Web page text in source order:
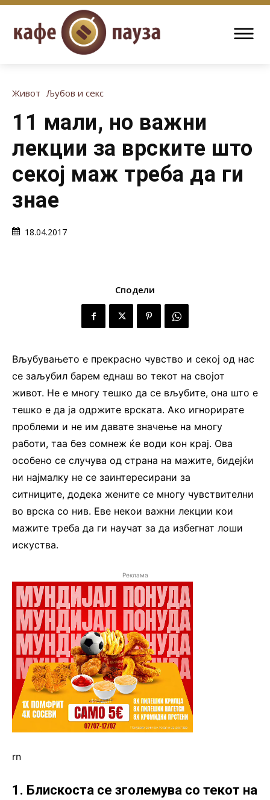
Живот Љубов и секс
11 мали, но важни
лекции за врските што
секој маж треба да ги
знае
18.04.2017
Сподели
Вљубувањето е прекрасно чувство и секој од нас
се заљубил барем еднаш во текот на својот
живот. Не е многу тешко да се вљубите, она што е
тешко е да ја одржите врската. Ако игнорирате
проблеми и не им давате значење на многу
работи, таа без сомнеж ќе води кон крај. Ова
особено се случува од страна на мажите, бидејќи
ни најмалку не се заинтересирани за
ситниците, додека жените се многу чувствителни
во врска со нив. Еве некои важни лекции кои
мажите треба да ги научат за да избегнат лоши
искуства.
Реклама
rn
1. Блискоста се зголемува со текот на